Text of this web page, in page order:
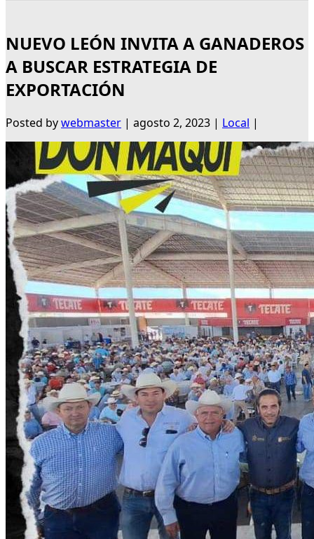
NUEVO LEÓN INVITA A GANADEROS
A BUSCAR ESTRATEGIA DE
EXPORTACIÓN
Posted bywebmaster | agosto 2, 2023 | Local |